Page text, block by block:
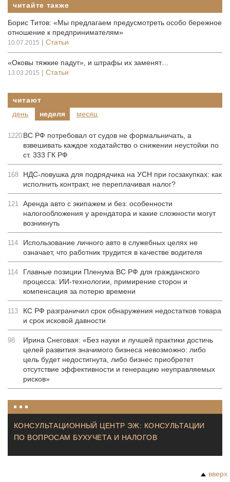
читайте также
Борис Титов: «Мы предлагаем предусмотреть особо бережное
отношение к предпринимателям»
10.07.2015 | Статьи
«Оковы тяжкие падут», и штрафы их заменят…
13.03.2015 | Статьи
читают
день
неделя месяц
1220 ВС РФ потребовал от судов не формальничать, а
взвешивать каждое ходатайство о снижении неустойки по
ст. 333 ГК РФ
168
НДС-ловушка для подрядчика на УСН при госзакупках: как
исполнить контракт, не переплачивая налог?
121 Аренда авто с экипажем и без: особенности
налогообложения у арендатора и какие сложности могут
возникнуть
114
Использование личного авто в служебных целях не
означает, что работник трудится в качестве водителя
114
Главные позиции Пленума ВС РФ для гражданского
процесса: ИИ-технологии, примирение сторон и
компенсация за потерю времени
113
КС РФ разграничил срок обнаружения недостатков товара
и срок исковой давности
98
Ирина Снеговая: «Без науки и лучшей практики достичь
целей развития значимого бизнеса невозможно: либо
цель будет недостигнута, либо бизнес приобретет
отсутствие эффективности и генерацию неуправляемых
рисков»
КОНСУЛЬТАЦИОННЫЙ ЦЕНТР ЭЖ: КОНСУЛЬТАЦИИ
ПО ВОПРОСАМ БУХУЧЕТА И НАЛОГОВ
вверх